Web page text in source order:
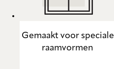
Gemaakt voor speciale
raamvormen